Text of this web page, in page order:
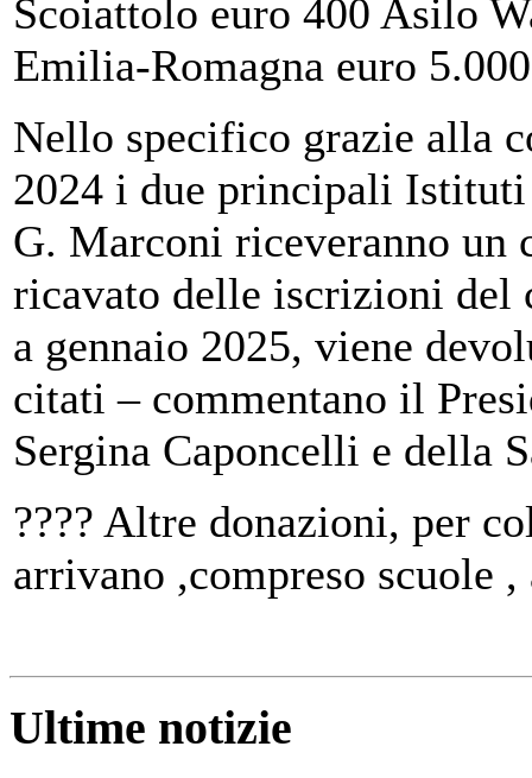
Scoiattolo euro 400 Asilo
Emilia-Romagna euro
Nello specifico grazie alla
2024 i due principali
G. Marconi riceveranno
ricavato delle iscrizioni del
a gennaio 2025, viene
citati – commentano il
Sergina Caponcelli e della
???? Altre donazioni, per
arrivano ,compreso scuole
Ultime notizie